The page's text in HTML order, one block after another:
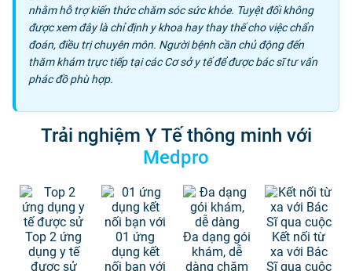
nhằm hỗ trợ kiến thức chăm sóc sức khỏe. Tuyệt đối không
được xem đây là chỉ định y khoa hay thay thế cho việc chẩn
đoán, điều trị chuyên môn. Người bệnh cần chủ động đến
thăm khám trực tiếp tại các Cơ sở y tế để được bác sĩ tư vấn
phác đồ phù hợp.
Trải nghiệm Y Tế thông minh với
Medpro
Top 2 ứng
dụng y tế
được sử
01 ứng
dụng kết
nối bạn với
Đa dạng gói
khám, dễ
dàng chăm
Kết nối từ
xa với Bác
Sĩ qua cuộc